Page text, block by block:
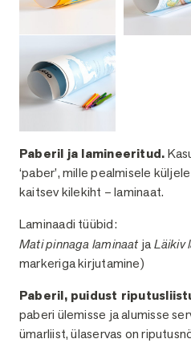
Paberil ja lamineeritud.
‘paber’, mille pealmisele
kaitsev kilekiht – laminaat.
Laminaadi tüübid:
Mati pinnaga laminaat ja Läikiv
markeriga kirjutamine)
Paberil, puidust
paberi ülemisse ja alumisse
ümarliist, ülaservas on